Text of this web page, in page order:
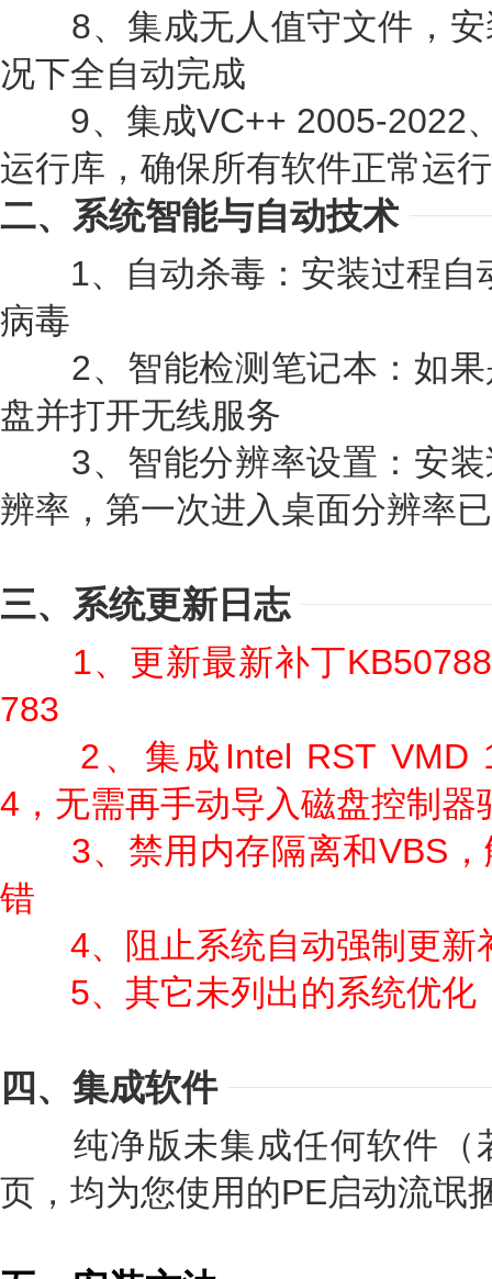
8、集成无人值守文件，安
况下全自动完成
9、集成VC++ 2005-2022
运行库，确保所有软件正常运行
二、系统智能与自动技术
1、自动杀毒：安装过程自
病毒
2、智能检测笔记本：如果
盘并打开无线服务
3、智能分辨率设置：安装
辨率，第一次进入桌面分辨率
三、系统更新日志
1、更新最新补丁
783
2、集成Intel RST VMD
4，无需再手动导入磁盘控制器
3、禁用内存隔离和VBS，
错
4、阻止系统自动强制更新
5、其它未列出的系统优化
四、集成软件
纯净版未集成任何软件（
页，均为您使用的PE启动流氓